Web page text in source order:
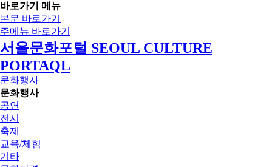
바로가기 메뉴
본문 바로가기
주메뉴 바로가기
서울문화포털 SEOUL CULTURE
PORTAQL
문화행사
문화행사
공연
전시
축제
교육/체험
기타